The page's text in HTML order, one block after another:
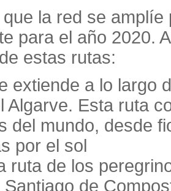
la red se
para el año 2020.
estas rutas:
extiende a lo largo
Algarve. Esta ruta
del mundo, desde
por el sol
ruta de los
Santiago de